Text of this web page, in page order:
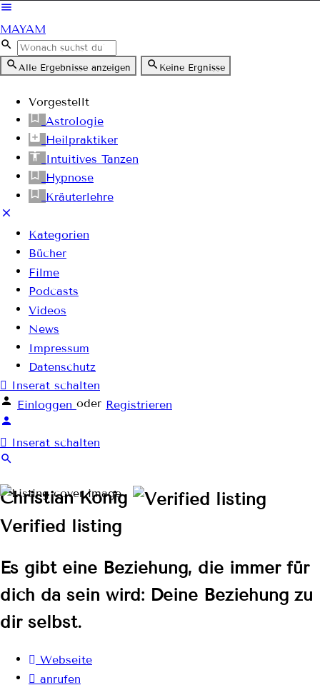
MAYAM
Alle Ergebnisse anzeigen Keine Ergnisse
Vorgestellt
Astrologie
Heilpraktiker
Intuitives Tanzen
Hypnose
Kräuterlehre
Kategorien
Bücher
Filme
Podcasts
Videos
News
Impressum
Datenschutz
Inserat schalten
Einloggen oder Registrieren
Inserat schalten
Christian König
Verified listing
Es gibt eine Beziehung, die immer für
dich da sein wird: Deine Beziehung zu
dir selbst.
Webseite
anrufen